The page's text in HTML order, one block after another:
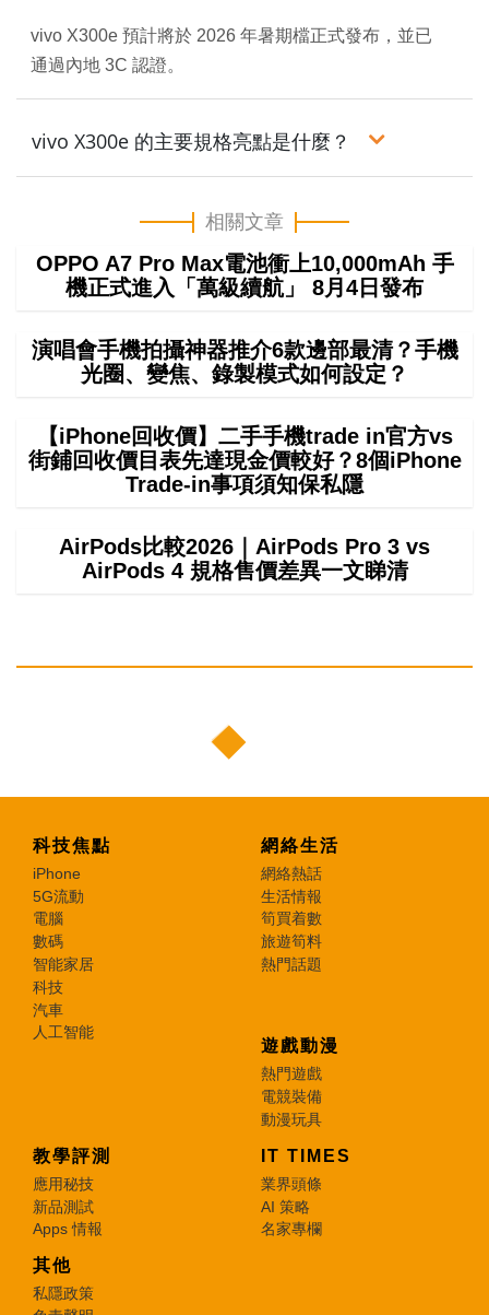
vivo X300e 預計將於 2026 年暑期檔正式發布，並已
通過內地 3C 認證。
vivo X300e 的主要規格亮點是什麼？
相關文章
OPPO A7 Pro Max電池衝上10,000mAh 手
機正式進入「萬級續航」 8月4日發布
演唱會手機拍攝神器推介6款邊部最清？手機
光圈、變焦、錄製模式如何設定？
【iPhone回收價】二手手機trade in官方vs
街鋪回收價目表先達現金價較好？8個iPhone
Trade-in事項須知保私隱
AirPods比較2026｜AirPods Pro 3 vs
AirPods 4 規格售價差異一文睇清
科技焦點
iPhone
5G流動
電腦
數碼
智能家居
科技
汽車
人工智能
網絡生活
網絡熱話
生活情報
筍買着數
旅遊筍料
熱門話題
遊戲動漫
熱門遊戲
電競裝備
動漫玩具
教學評測
應用秘技
新品測試
Apps 情報
IT TIMES
業界頭條
AI 策略
名家專欄
其他
私隱政策